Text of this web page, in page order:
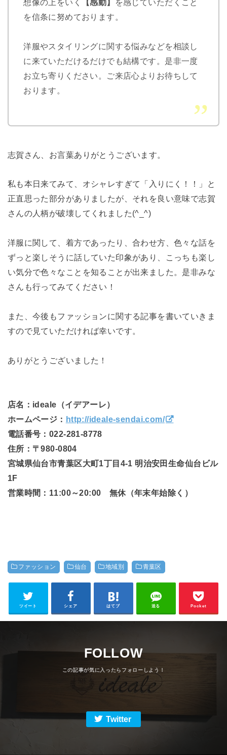
想像の上をいく 【感動】
を感じていただくこと
を信条に努めております。
洋服やスタイリングに関する悩みなどを相談し
に来ていただけるだけでも結構です。是非一度
お立ち寄りください。ご来店心よりお待ちして
おります。
志賀さん、お言葉ありがとうございます。
私も本日来てみて、オシャレすぎて「入りにく！！」と
正直思った部分がありましたが、それを良い意味で志賀
さんの人柄が破壊してくれました(^_^)
洋服に関して、着方であったり、合わせ方、色々な話を
ずっと楽しそうに話していた印象があり、こっちも楽し
い気分で色々なことを知ることが出来ました。是非みな
さんも行ってみてください！
また、今後もファッションに関する記事を書いていきま
すので見ていただければ幸いです。
ありがとうございました！
店名：ideale（イデアーレ）
ホームページ： http://ideale-sendai.com/
電話番号：022-281-8778
住所：〒980-0804
宮城県仙台市青葉区大町1丁目4-1 明治安田生命仙台ビル
1F
営業時間：11:00～20:00 無休（年末年始除く）
ファッション 仙台 地域別 青葉区
ツイート シェア はてブ 送る Pocket
FOLLOW
Twitter